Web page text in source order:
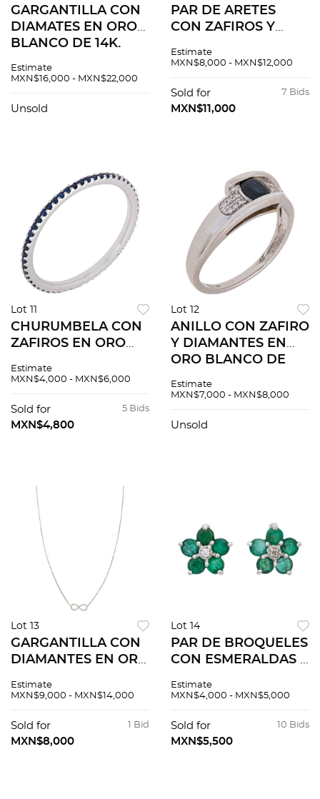
GARGANTILLA CON
DIAMATES EN ORO
BLANCO DE 14K.
hexagonal ~2.0 ct.
Estimate
MXN$16,000 - MXN$22,000
Unsold
PAR DE ARETES
CON ZAFIROS Y
BLANCO DE 14K.
redondo ~0.72 ct y
diamantes corte
Estimate
MXN$8,000 - MXN$12,000
7 Bids
Sold for
MXN$11,000
Lot 11
CHURUMBELA CON
ZAFIROS EN ORO
Zafiros corte
Peso: 1.0 g. Talla: 6 ½
Estimate
MXN$4,000 - MXN$6,000
5 Bids
Sold for
MXN$4,800
Lot 12
ANILLO CON ZAFIRO
Y DIAMANTES EN
ORO BLANCO DE
oval ~0.25 ct y
~0.05 ct
Estimate
MXN$7,000 - MXN$8,000
Unsold
Lot 13
GARGANTILLA CON
DIAMANTES EN ORO
Diamantes corte
Peso: 2.6 g
Estimate
MXN$9,000 - MXN$14,000
1 Bid
Sold for
MXN$8,000
Lot 14
PAR DE BROQUELES
CON ESMERALDAS Y
BLANCO DE 14K.
redondo ~0.80 ct y
diamantes corte 8x8
Estimate
MXN$4,000 - MXN$5,000
10 Bids
Sold for
MXN$5,500